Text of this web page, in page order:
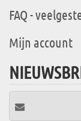
FAQ -
Mijn account